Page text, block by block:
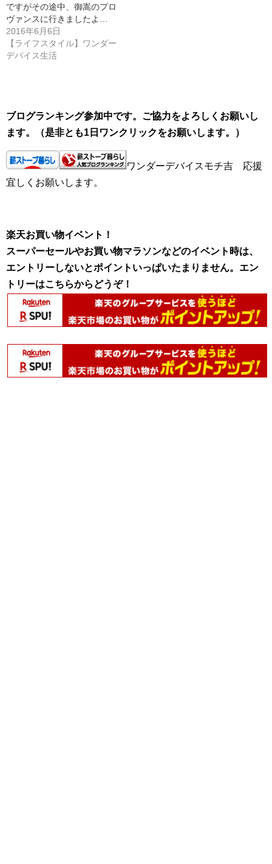
ですがその途中、御嵩のプロ
ヴァンスに行きましたよ…
2016年6月6日
【ライフスタイル】ワンダー
デバイス生活
ブログランキング参加中です。ご協力をよろしくお願いし
ます。（是非とも1日ワンクリックをお願いします。）
ワンダーデバイスモチ吉 応援
宜しくお願いします。
楽天お買い物イベント！
スーパーセールやお買い物マラソンなどのイベント時は、
エントリーしないとポイントいっぱいたまりません。エン
トリーはこちらからどうぞ！